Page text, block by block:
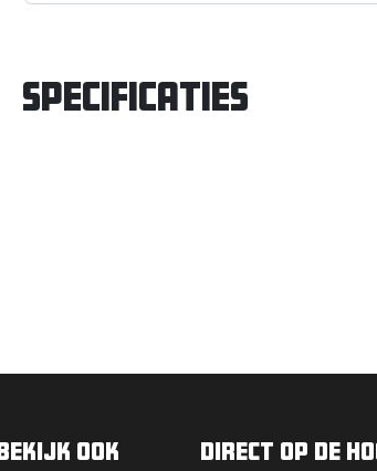
Specificaties
Direct op de
Bekijk ook